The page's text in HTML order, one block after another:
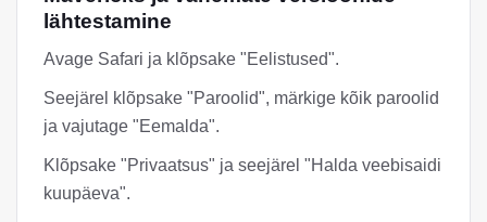
lähtestamine
Avage Safari ja klõpsake "Eelistused".
Seejärel klõpsake "Paroolid", märkige kõik paroolid
ja vajutage "Eemalda".
Klõpsake "Privaatsus" ja seejärel "Halda veebisaidi
kuupäeva".